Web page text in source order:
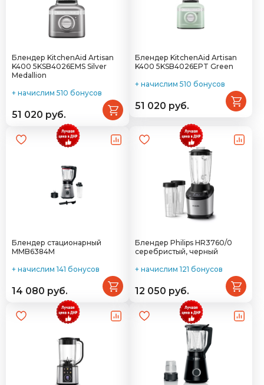
Блендер KitchenAid Artisan
K400 5KSB4026EMS Silver
Medallion
+ начислим 510 бонусов
51 020 руб.
Блендер KitchenAid Artisan
K400 5KSB4026EPT Green
+ начислим 510 бонусов
51 020 руб.
Блендер стационарный
MMB6384M
+ начислим 141 бонусов
14 080 руб.
Блендер Philips HR3760/0
серебристый, черный
+ начислим 121 бонусов
12 050 руб.